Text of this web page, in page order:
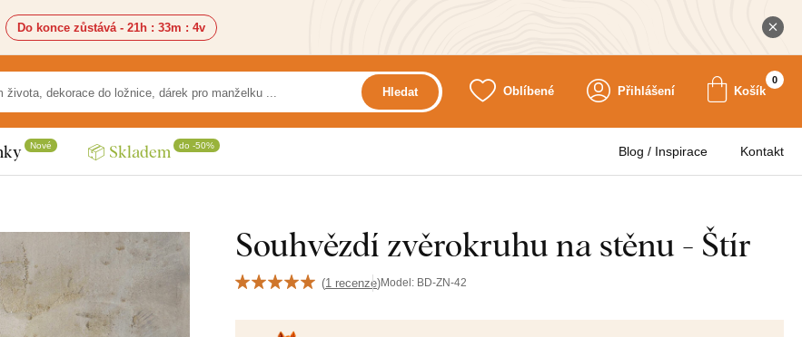
Do konce zůstává - 21h : 33m : 2v
Hledat Oblíbené Přihlášení Košík
0
Nové 📦 Skladem do -50% Blog / Inspirace Kontakt
Souhvězdí zvěrokruhu na stěnu - Štír
(1 recenze)Model: BD-ZN-42